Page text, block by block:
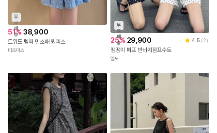
무
료
배
송
51% 38,900
트위드 템퍼 민소매 원피스
미즈미스
무
료
배
송
25% 29,900 4.5 (2)
땡땡이 퍼프 반바지점프수트
엘포